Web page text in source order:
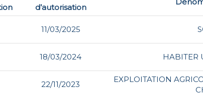
d’autorisation
11/03/2025
18/03/2024 HABITER
22/11/2023
EXPLOITATION